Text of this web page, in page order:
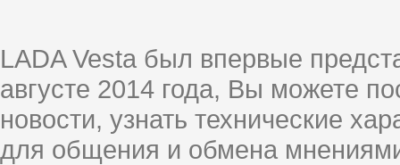
LADA Vesta был впервые
августе 2014 года, Вы можете
новости, узнать технические
для общения и обмена